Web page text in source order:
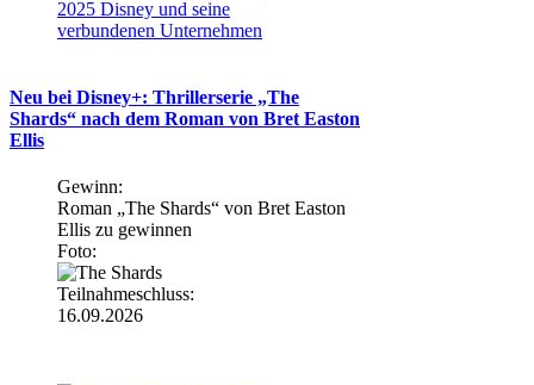
2025 Disney und seine
verbundenen Unternehmen
Neu bei Disney+: Thrillerserie „The
Shards“ nach dem Roman von Bret Easton
Ellis
Gewinn:
Roman „The Shards“ von Bret Easton
Ellis zu gewinnen
Foto:
Teilnahmeschluss:
16.09.2026